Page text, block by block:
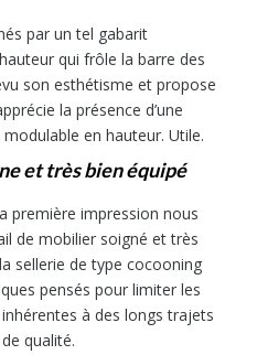
par un tel gabarit
qui frôle la barre des
son esthétisme et propose
la présence d’une
en hauteur. Utile.
et très bien équipé
première impression nous
de mobilier soigné et très
sellerie de type cocooning
pensés pour limiter les
à des longs trajets
qualité.